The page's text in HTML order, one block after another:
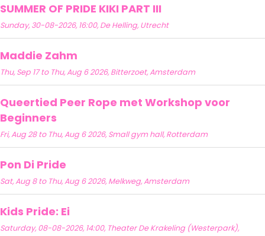
SUMMER OF PRIDE KIKI PART III
Sunday, 30-08-2026, 16:00, De Helling, Utrecht
Maddie Zahm
Thu, Sep 17 to Thu, Aug 6 2026, Bitterzoet, Amsterdam
Queertied Peer Rope met Workshop voor
Beginners
Fri, Aug 28 to Thu, Aug 6 2026, Small gym hall, Rotterdam
Pon Di Pride
Sat, Aug 8 to Thu, Aug 6 2026, Melkweg, Amsterdam
Kids Pride: Ei
Saturday, 08-08-2026, 14:00, Theater De Krakeling (Westerpark),